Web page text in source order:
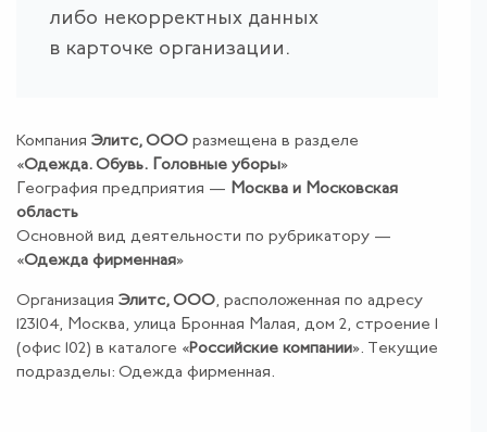
либо некорректных данных
в карточке организации.
Компания Элитс, ООО размещена в разделе
«Одежда. Обувь. Головные уборы»
География предприятия — Москва и Московская
область
Основной вид деятельности по рубрикатору —
«Одежда фирменная»
Организация Элитс, ООО, расположенная по адресу
123104, Москва, улица Бронная Малая, дом 2, строение 1
(офис 102) в каталоге «Российские компании». Текущие
подразделы: Одежда фирменная.